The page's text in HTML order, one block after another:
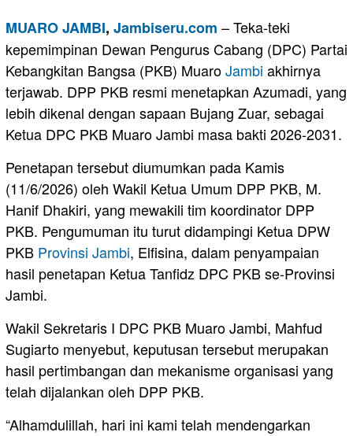
MUARO JAMBI, Jambiseru.com – Teka-teki
kepemimpinan Dewan Pengurus Cabang (DPC) Partai
Kebangkitan Bangsa (PKB) MuaroJambi akhirnya
terjawab. DPP PKB resmi menetapkan Azumadi, yang
lebih dikenal dengan sapaan Bujang Zuar, sebagai
Ketua DPC PKB Muaro Jambi masa bakti 2026-2031.
Penetapan tersebut diumumkan pada Kamis
(11/6/2026) oleh Wakil Ketua Umum DPP PKB, M.
Hanif Dhakiri, yang mewakili tim koordinator DPP
PKB. Pengumuman itu turut didampingi Ketua DPW
PKB Provinsi Jambi, Elfisina, dalam penyampaian
hasil penetapan Ketua Tanfidz DPC PKB se-Provinsi
Jambi.
Wakil Sekretaris I DPC PKB Muaro Jambi, Mahfud
Sugiarto menyebut, keputusan tersebut merupakan
hasil pertimbangan dan mekanisme organisasi yang
telah dijalankan oleh DPP PKB.
“Alhamdulillah, hari ini kami telah mendengarkan